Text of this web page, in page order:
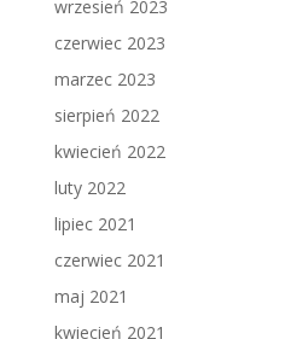
wrzesień 2023
czerwiec 2023
marzec 2023
sierpień 2022
kwiecień 2022
luty 2022
lipiec 2021
czerwiec 2021
maj 2021
kwiecień 2021